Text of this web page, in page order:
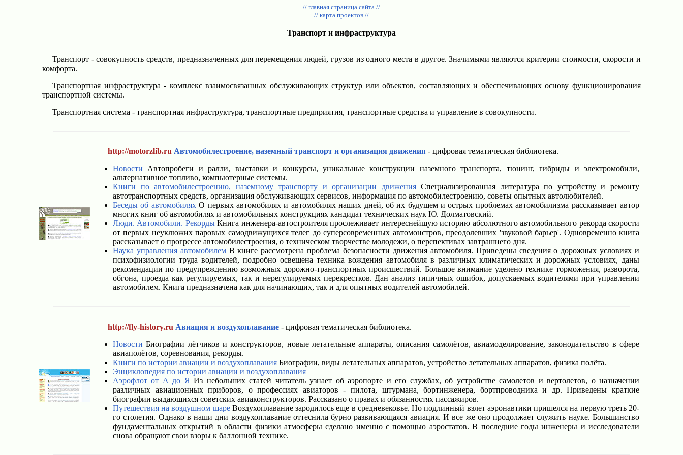
// главная страница сайта //
// карта проектов //
Транспорт и инфраструктура
Транспорт - совокупность средств, предназначенных для перемещения людей, грузов из одного места в другое. Значимыми являются критерии стоимости, скорости и
комфорта.
Транспортная инфраструктура - комплекс взаимосвязанных обслуживающих структур или объектов, составляющих и обеспечивающих основу функционирования
транспортной системы.
Транспортная система - транспортная инфраструктура, транспортные предприятия, транспортные средства и управление в совокупности.
http://motorzlib.ru Автомобилестроение, наземный транспорт и организация движения - цифровая тематическая библиотека.
Новости Автопробеги и ралли, выставки и конкурсы, уникальные конструкции наземного транспорта, тюнинг, гибриды и электромобили,
альтернативное топливо, компьютерные системы.
Книги по автомобилестроению, наземному транспорту и организации движенияСпециализированная литература по устройству и ремонту
автотранспортных средств, организация обслуживающих сервисов, информация по автомобилестроению, советы опытных автолюбителей.
Беседы об автомобиляхО первых автомобилях и автомобилях наших дней, об их будущем и острых проблемах автомобилизма рассказывает автор
многих книг об автомобилях и автомобильных конструкциях кандидат технических наук Ю. Долматовский.
Люди. Автомобили. РекордыКнига инженера-автостроителя прослеживает интереснейшую историю абсолютного автомобильного рекорда скорости
от первых неуклюжих паровых самодвижущихся телег до суперсовременных автомонстров, преодолевших 'звуковой барьер'. Одновременно книга
рассказывает о прогрессе автомобилестроения, о техническом творчестве молодежи, о перспективах завтрашнего дня.
Наука управления автомобилемВ книге рассмотрена проблема безопасности движения автомобиля. Приведены сведения о дорожных условиях и
психофизиологии труда водителей, подробно освещена техника вождения автомобиля в различных климатических и дорожных условиях, даны
рекомендации по предупреждению возможных дорожно-транспортных происшествий. Большое внимание уделено технике торможения, разворота,
обгона, проезда как регулируемых, так и нерегулируемых перекрестков. Дан анализ типичных ошибок, допускаемых водителями при управлении
автомобилем. Книга предназначена как для начинающих, так и для опытных водителей автомобилей.
http://fly-history.ru Авиация и воздухоплавание - цифровая тематическая библиотека.
Новости Биографии лётчиков и конструкторов, новые летательные аппараты, описания самолётов, авиамоделирование, законодательство в сфере
авиаполётов, соревнования, рекорды.
Книги по истории авиации и воздухоплавания Биографии, виды летательных аппаратов, устройство летательных аппаратов, физика полёта.
Энциклопедия по истории авиации и воздухоплавания
Аэрофлот от А до Я Из небольших статей читатель узнает об аэропорте и его службах, об устройстве самолетов и вертолетов, о назначении
различных авиационных приборов, о профессиях авиаторов - пилота, штурмана, бортинженера, бортпроводника и др. Приведены краткие
биографии выдающихся советских авиаконструкторов. Рассказано о правах и обязанностях пассажиров.
Путешествия на воздушном шареВоздухоплавание зародилось еще в средневековье. Но подлинный взлет аэронавтики пришелся на первую треть 20-
го столетия. Однако в наши дни воздухоплавание оттеснила бурно развивающаяся авиация. И все же оно продолжает служить науке. Большинство
фундаментальных открытий в области физики атмосферы сделано именно с помощью аэростатов. В последние годы инженеры и исследователи
снова обращают свои взоры к баллонной технике.